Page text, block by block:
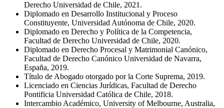
Derecho Universidad de Chile, 2021.
Diplomado en Desarrollo Institucional y Proceso
Constituyente, Universidad Autónoma de Chile, 2020.
Diplomado en Derecho y Política de la Competencia,
Facultad de Derecho Universidad de Chile, 2020.
Diplomado en Derecho Procesal y Matrimonial Canónico,
Facultad de Derecho Canónico Universidad de Navarra,
España, 2019.
Título de Abogado otorgado por la Corte Suprema, 2019.
Licenciado en Ciencias Jurídicas, Facultad de Derecho
Pontificia Universidad Católica de Chile, 2018.
Intercambio Académico, University of Melbourne, Australia,